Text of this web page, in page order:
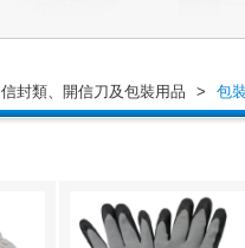
信封類、開信刀及包裝用品 > 包